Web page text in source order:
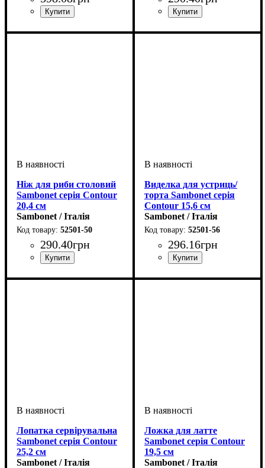
Ніж для риби столовий
Sambonet серія Contour
20,4 см
Sambonet / Італія
52501-50
290.40грн
Виделка для устриць/
торта Sambonet серія
Contour 15,6 см
Sambonet / Італія
52501-56
296.16грн
Лопатка сервірувальна
Sambonet серія Contour
25,2 см
Sambonet / Італія
Ложка для латте
Sambonet серія Contour
19,5 см
Sambonet / Італія